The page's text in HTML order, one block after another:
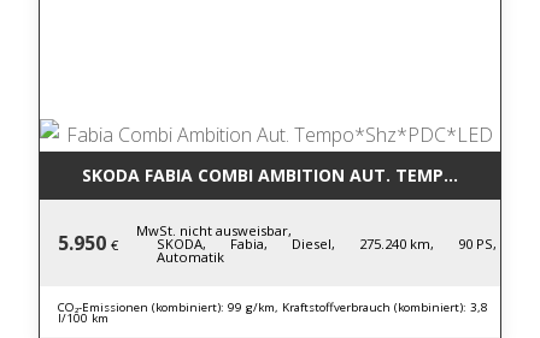
SKODA FABIA COMBI AMBITION AUT.
5.950 €
MwSt. nicht ausweisbar,
SKODA, Fabia, Diesel, 275.240 km, 90 PS,
Automatik
CO₂-Emissionen (kombiniert): 99 g/km, Kraftstoffverbrauch (kombiniert): 3,8
l/100 km